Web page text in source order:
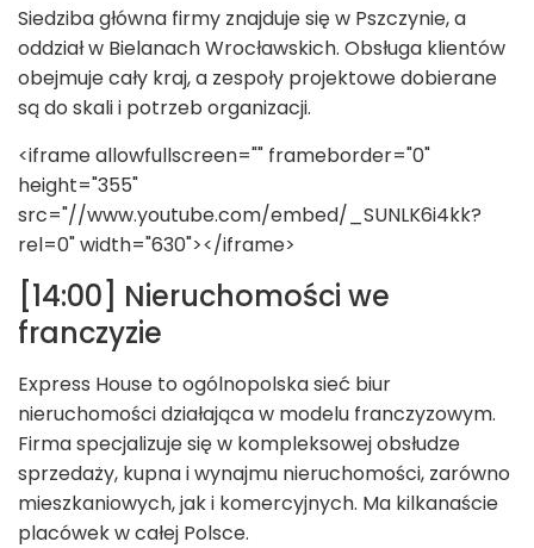
Siedziba główna firmy znajduje się w Pszczynie, a
oddział w Bielanach Wrocławskich. Obsługa klientów
obejmuje cały kraj, a zespoły projektowe dobierane
są do skali i potrzeb organizacji.
<iframe allowfullscreen="" frameborder="0"
height="355"
src="//www.youtube.com/embed/_SUNLK6i4kk?
rel=0" width="630"></iframe>
[14:00] Nieruchomości we
franczyzie
Express House to ogólnopolska sieć biur
nieruchomości działająca w modelu franczyzowym.
Firma specjalizuje się w kompleksowej obsłudze
sprzedaży, kupna i wynajmu nieruchomości, zarówno
mieszkaniowych, jak i komercyjnych. Ma kilkanaście
placówek w całej Polsce.